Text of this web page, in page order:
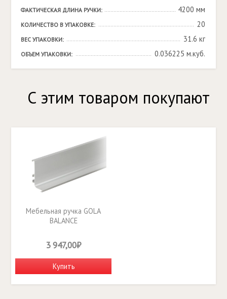
ФАКТИЧЕСКАЯ ДЛИНА РУЧКИ: 4200 мм
КОЛИЧЕСТВО В УПАКОВКЕ: 20
ВЕС УПАКОВКИ: 31.6 кг
ОБЪЕМ УПАКОВКИ: 0.036225 м.куб.
С этим товаром покупают
Мебельная ручка GOLA
BALANCE
3 947,00₽
Купить